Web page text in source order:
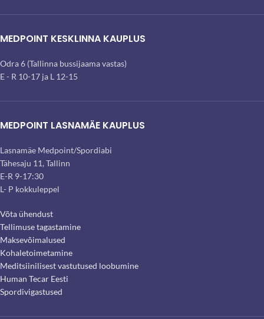
MEDPOINT KESKLINNA KAUPLUS
Odra 6 (Tallinna bussijaama vastas)
E - R 10-17 ja L 12-15
MEDPOINT LASNAMÄE KAUPLUS
Lasnamäe Medpoint/Spordiabi
Tähesaju 11, Tallinn
E-R 9-17:30
L- P kokkuleppel
Võta ühendust
Tellimuse tagastamine
Maksevõimalused
Kohaletoimetamine
Meditsiinilisest vastutused loobumine
Human Tecar Eesti
Spordivigastused